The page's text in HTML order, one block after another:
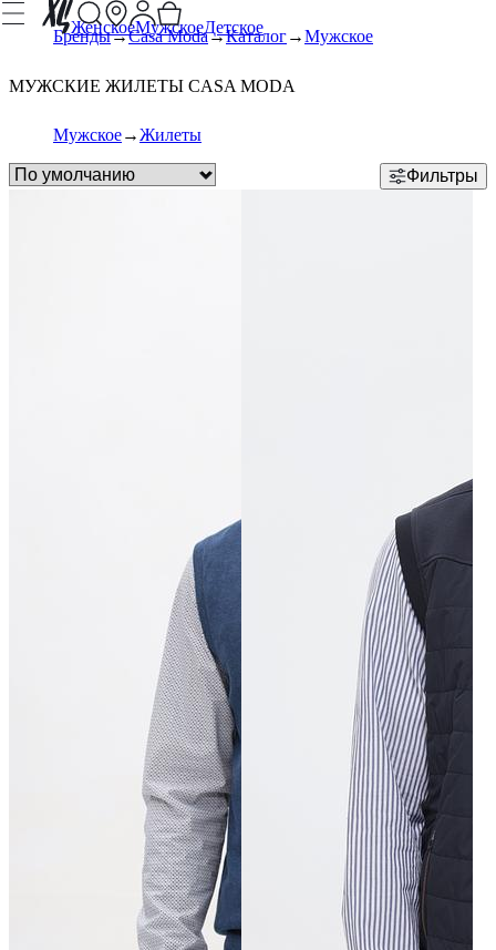
ЖенскоеМужскоеДетское
Бренды Casa Moda Каталог Мужское
МУЖСКИЕ ЖИЛЕТЫ CASA MODA
Мужское Жилеты
Фильтры